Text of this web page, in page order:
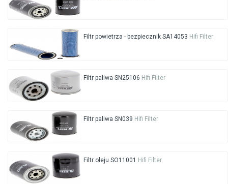
Filtr powietrza - bezpiecznik SA14053 Hifi Filter
Filtr paliwa SN25106 Hifi Filter
Filtr paliwa SN039 Hifi Filter
Filtr oleju SO11001 Hifi Filter